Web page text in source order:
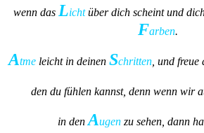
wenn das Lichtüber dich scheint und
Farben.
Atmeleicht in deinen Schritten, und freue
den du fühlen kannst, denn wenn wir
in den Augenzu sehen, dann